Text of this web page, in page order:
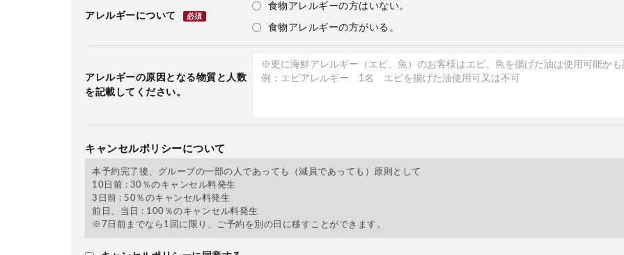
アレルギーについて 必須
食物アレルギーの方はいない。
食物アレルギーの方がいる。
アレルギーの原因となる物質と人数
を記載してください。
キャンセルポリシーについて
本予約完了後、グループの一部の人であっても（減員であっても）原則として
10日前 : 30％のキャンセル料発生
3日前 : 50％のキャンセル料発生
前日、当日 : 100％のキャンセル料発生
※7日前までなら1回に限り、ご予約を別の日に移すことができます。